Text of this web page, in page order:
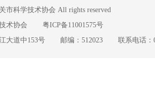
市科学技术协会 All rights reserved
术协会
粤ICP备11001575号
大道中153号
邮编：512023 联系电话：